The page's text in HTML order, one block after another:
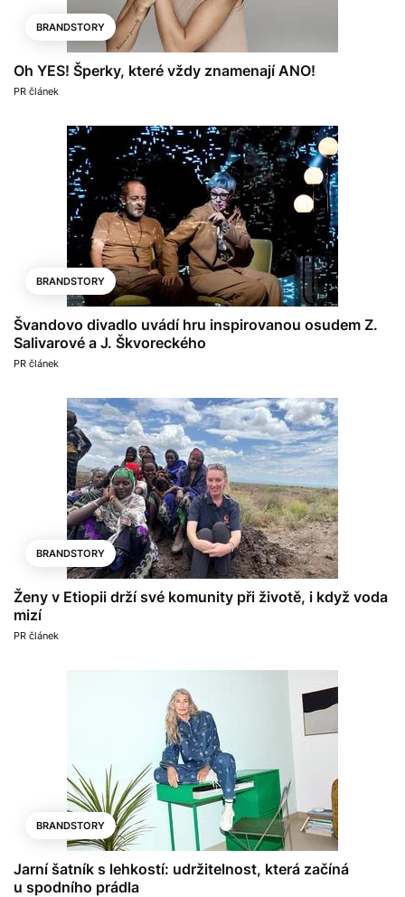
BRANDSTORY
Oh YES! Šperky, které vždy znamenají ANO!
PR článek
BRANDSTORY
Švandovo divadlo uvádí hru inspirovanou osudem Z.
Salivarové a J. Škvoreckého
PR článek
BRANDSTORY
Ženy v Etiopii drží své komunity při životě, i když voda
mizí
PR článek
BRANDSTORY
Jarní šatník s lehkostí: udržitelnost, která začíná
u spodního prádla